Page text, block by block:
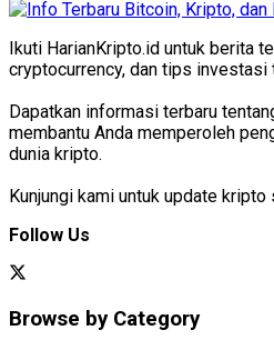
Ikuti HarianKripto.id untuk berita
cryptocurrency, dan tips investasi
Dapatkan informasi terbaru
membantu Anda memperoleh
dunia kripto.
Kunjungi kami untuk update kripto
Follow Us
Browse by Category